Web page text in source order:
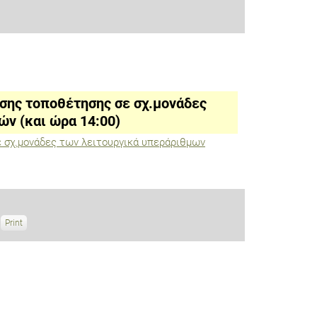
τοποθέτησης σε σχ.μονάδες
(και ώρα 14:00)
των λειτουργικά υπεράριθμων
Print